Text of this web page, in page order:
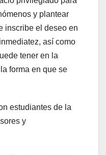
y plantear
inscribe el deseo en
así como
tener en la
forma en que se
estudiantes de la
y